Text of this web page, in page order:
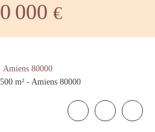
000 €
Amiens 80000
m² - Amiens 80000